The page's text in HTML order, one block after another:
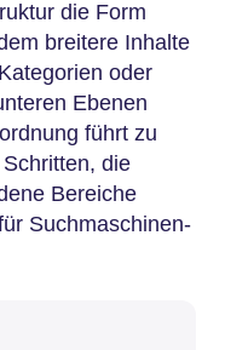
die Form
breitere Inhalte
oder
Ebenen
führt zu
die
Bereiche
Suchmaschinen-